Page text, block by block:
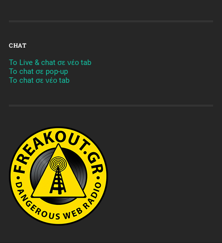
CHAT
To Live & chat σε νέο tab
To chat σε pop-up
To chat σε νέο tab